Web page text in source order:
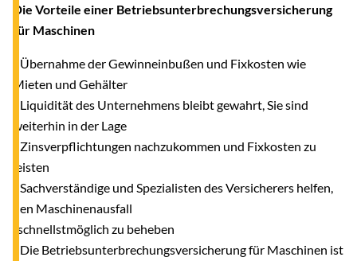
Die Vorteile einer Betriebsunterbrechungsversicherung
für Maschinen
- Übernahme der Gewinneinbußen und Fixkosten wie
Mieten und Gehälter
- Liquidität des Unternehmens bleibt gewahrt, Sie sind
weiterhin in der Lage
Zinsverpflichtungen nachzukommen und Fixkosten zu
leisten
- Sachverständige und Spezialisten des Versicherers helfen,
den Maschinenausfall
schnellstmöglich zu beheben
- Die Betriebsunterbrechungsversicherung für Maschinen ist